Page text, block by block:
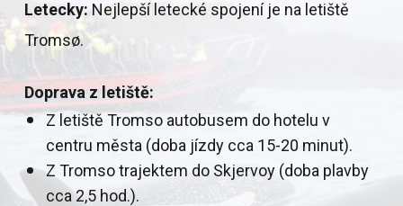
Letecky: Nejlepší letecké spojení je na letiště
Tromsø.
Doprava z letiště:
Z letiště Tromso autobusem do hotelu v
centru města (doba jízdy cca 15-20 minut).
Z Tromso trajektem do Skjervoy (doba plavby
cca 2,5 hod.).